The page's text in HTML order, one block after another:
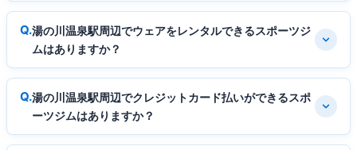
湯の川温泉駅周辺でウェアをレンタルできるスポーツジ
ムはありますか？
湯の川温泉駅周辺でクレジットカード払いができるスポ
ーツジムはありますか？